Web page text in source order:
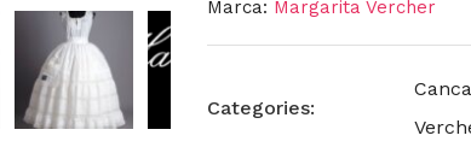
Marca: Margarita Vercher
Categories: